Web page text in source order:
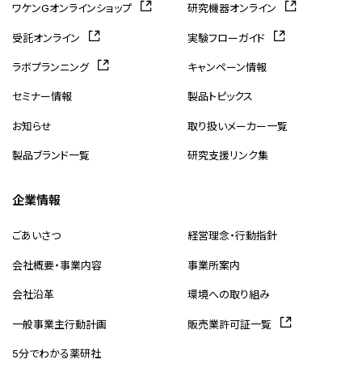
ワケンGオンラインショップ 研究機器オンライン
受託オンライン 実験フローガイド
ラボプランニング キャンペーン情報
セミナー情報 製品トピックス
お知らせ 取り扱いメーカー一覧
製品ブランド一覧 研究支援リンク集
企業情報
ごあいさつ 経営理念・行動指針
会社概要・事業内容 事業所案内
会社沿革 環境への取り組み
一般事業主行動計画 販売業許可証一覧
5分でわかる薬研社